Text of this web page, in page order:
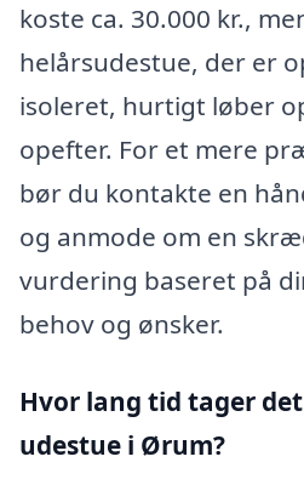
koste ca. 30.000 kr.,
helårsudestue, der er
isoleret, hurtigt løber
opefter. For et mere
bør du kontakte en
og anmode om en
vurdering baseret på
behov og ønsker.
Hvor lang tid tager
udestue i Ørum?